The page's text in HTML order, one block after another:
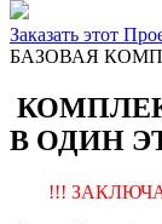
Заказать этот
БАЗОВАЯ
В ОДИН
!!!